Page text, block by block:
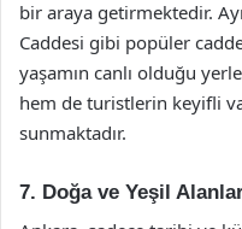
bir araya getirmektedir.
Caddesi gibi popüler
yaşamın canlı olduğu
hem de turistlerin keyifli
sunmaktadır.
7. Doğa ve Yeşil